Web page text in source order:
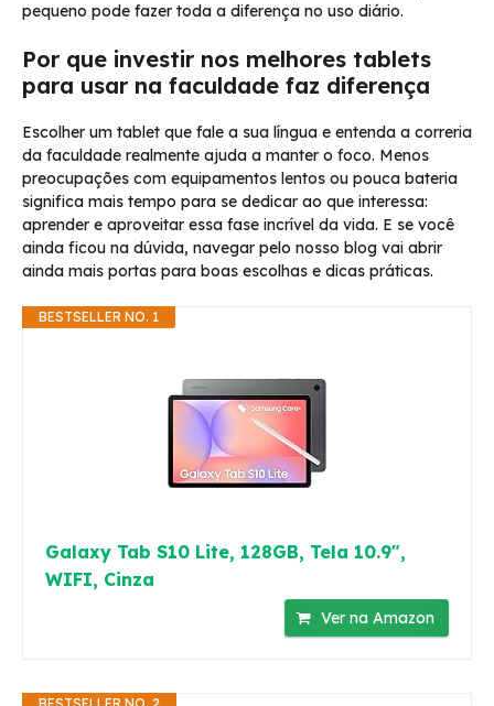
pequeno pode fazer toda a diferença no uso diário.
Por que investir nos melhores tablets
para usar na faculdade faz diferença
Escolher um tablet que fale a sua língua e entenda a correria
da faculdade realmente ajuda a manter o foco. Menos
preocupações com equipamentos lentos ou pouca bateria
significa mais tempo para se dedicar ao que interessa:
aprender e aproveitar essa fase incrível da vida. E se você
ainda ficou na dúvida, navegar pelo nosso blog vai abrir
ainda mais portas para boas escolhas e dicas práticas.
BESTSELLER NO. 1
Galaxy Tab S10 Lite, 128GB, Tela 10.9",
WIFI, Cinza
Ver na Amazon